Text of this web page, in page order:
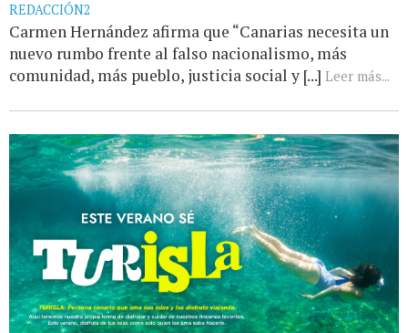
REDACCIÓN2
Carmen Hernández afirma que “Canarias necesita un
nuevo rumbo frente al falso nacionalismo, más
comunidad, más pueblo, justicia social y [...] Leer más...